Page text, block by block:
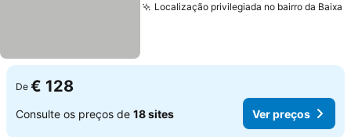
Localização privilegiada no bairro da Baixa
De € 128
Consulte os preços de 18 sites Ver preços